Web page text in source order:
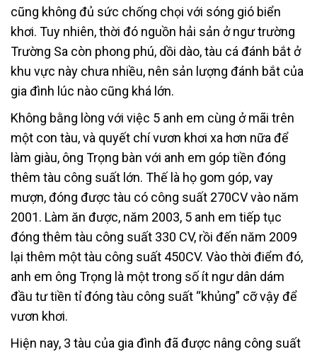
cũng không đủ sức chống chọi với sóng gió biển
khơi. Tuy nhiên, thời đó nguồn hải sản ở ngư trường
Trường Sa còn phong phú, dồi dào, tàu cá đánh bắt ở
khu vực này chưa nhiều, nên sản lượng đánh bắt của
gia đình lúc nào cũng khá lớn.
Không bằng lòng với việc 5 anh em cùng ở mãi trên
một con tàu, và quyết chí vươn khơi xa hơn nữa để
làm giàu, ông Trọng bàn với anh em góp tiền đóng
thêm tàu công suất lớn. Thế là họ gom góp, vay
mượn, đóng được tàu có công suất 270CV vào năm
2001. Làm ăn được, năm 2003, 5 anh em tiếp tục
đóng thêm tàu công suất 330 CV, rồi đến năm 2009
lại thêm một tàu công suất 450CV. Vào thời điểm đó,
anh em ông Trọng là một trong số ít ngư dân dám
đầu tư tiền tỉ đóng tàu công suất “khủng” cỡ vậy để
vươn khơi.
Hiện nay, 3 tàu của gia đình đã được nâng công suất